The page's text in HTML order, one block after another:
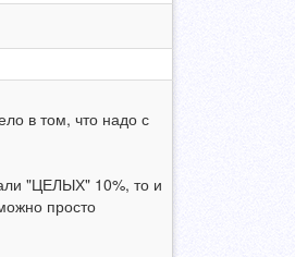
в том, что надо с
"ЦЕЛЫХ" 10%, то и
просто